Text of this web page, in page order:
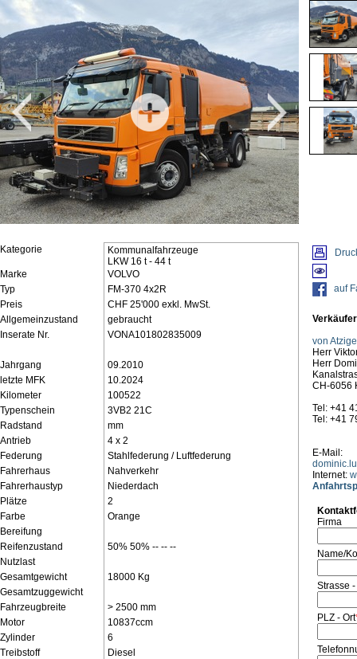
Kategorie
Kommunalfahrzeuge
LKW 16 t - 44 t
Marke
VOLVO
Typ
FM-370 4x2R
Preis
CHF 25'000 exkl. MwSt.
Allgemeinzustand
gebraucht
Inserate Nr.
VONA101802835009
Jahrgang
09.2010
letzte MFK
10.2024
Kilometer
100522
Typenschein
3VB2 21C
Radstand
mm
Antrieb
4 x 2
Federung
Stahlfederung / Luftfederung
Fahrerhaus
Nahverkehr
Fahrerhaustyp
Niederdach
Plätze
2
Farbe
Orange
Bereifung
Reifenzustand
50% 50% -- -- --
Nutzlast
Gesamtgewicht
18000 Kg
Gesamtzuggewicht
Fahrzeugbreite
> 2500 mm
Motor
10837ccm
Zylinder
6
Treibstoff
Diesel
auf
von
Herr
Herr
CH-6056
Tel: +41
Tel: +41
E-Mail:
Internet:
Firma
Name/
Strasse -
PLZ - Ort